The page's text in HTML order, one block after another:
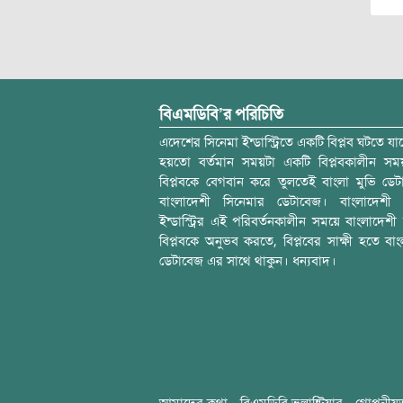
বিএমডিবি’র পরিচিতি
এদেশের সিনেমা ইন্ডাস্ট্রিতে একটি বিপ্লব ঘটতে
হয়তো বর্তমান সময়টা একটি বিপ্লবকালীন
বিপ্লবকে বেগবান করে তুলতেই বাংলা মুভি
বাংলাদেশী সিনেমার ডেটাবেজ। বাংলাদেশী
ইন্ডাস্ট্রির এই পরিবর্তনকালীন সময়ে বাংলাদেশী
বিপ্লবকে অনুভব করতে, বিপ্লবের সাক্ষী হতে
ডেটাবেজ এর সাথে থাকুন। ধন্যবাদ।